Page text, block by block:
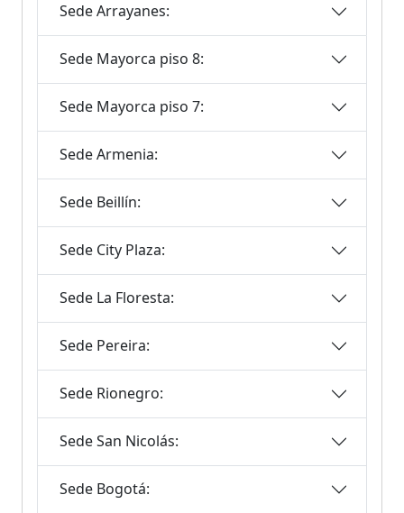
Sede Arrayanes:
Sede Mayorca piso 8:
Sede Mayorca piso 7:
Sede Armenia:
Sede Beillín:
Sede City Plaza:
Sede La Floresta:
Sede Pereira:
Sede Rionegro:
Sede San Nicolás:
Sede Bogotá: